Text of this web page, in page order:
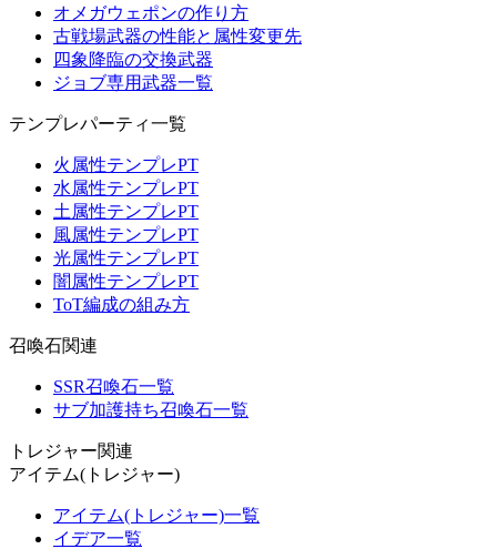
オメガウェポンの作り方
古戦場武器の性能と属性変更先
四象降臨の交換武器
ジョブ専用武器一覧
テンプレパーティ一覧
火属性テンプレPT
水属性テンプレPT
土属性テンプレPT
風属性テンプレPT
光属性テンプレPT
闇属性テンプレPT
ToT編成の組み方
召喚石関連
SSR召喚石一覧
サブ加護持ち召喚石一覧
トレジャー関連
アイテム(トレジャー)
アイテム(トレジャー)一覧
イデア一覧